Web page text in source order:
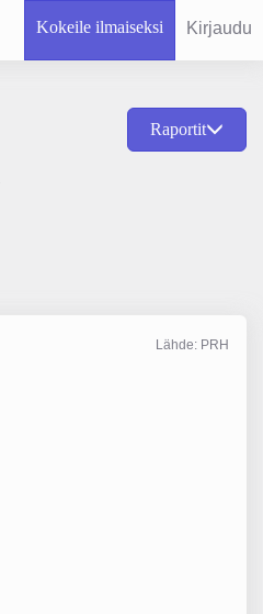
Kokeile ilmaiseksi Kirjaudu
Raportit
Lähde: PRH